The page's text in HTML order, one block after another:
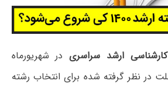
ارشد سراسریدر شهریورماه
در نظر گرفته شده برای انتخاب رشته